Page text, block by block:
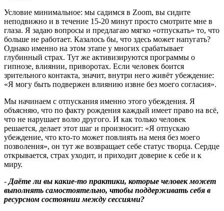
Условие минимальное: мы садимся в Zoom, вы сидите
неподвижно и в течение 15-20 минут просто смотрите мне в
глаза. Я задаю вопросы и предлагаю мягко «отпускать» то, что
больше не работает. Казалось бы, что здесь может напугать?
Однако именно на этом этапе у многих срабатывает
глубинный страх. Тут же активизируются программы о
гипнозе, влиянии, приворотах. Если человек боится
зрительного контакта, значит, внутри него живёт убеждение:
«Я могу быть подвержен влиянию извне без моего согласия».
Мы начинаем с отпускания именно этого убеждения. Я
объясняю, что по факту рождения каждый имеет право на всё,
что не нарушает волю другого. И как только человек
решается, делает этот шаг и произносит: «Я отпускаю
убеждение, что кто-то может повлиять на меня без моего
позволения», он тут же возвращает себе статус творца. Сердце
открывается, страх уходит, и приходит доверие к себе и к
миру.
- Даёте ли вы какие‑то практики, которые человек может
выполнять самостоятельно, чтобы поддерживать себя в
ресурсном состоянии между сессиями?